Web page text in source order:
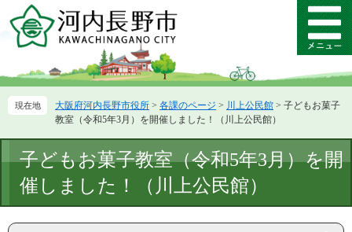
ー
先
ニ
を
て
メ
ニ
ー
大阪府河内長野市役所 > 各課のページ > 川上公民館 > 子どもお菓子
教室（令和5年3月）を開催しました！（川上公民館）
文
子どもお菓子教室（令和5年3月）を開
催しました！（川上公民館）